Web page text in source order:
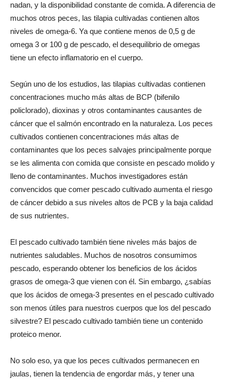
nadan, y la disponibilidad constante de comida. A diferencia de
muchos otros peces, las tilapia cultivadas contienen altos
niveles de omega-6. Ya que contiene menos de 0,5 g de
omega 3 or 100 g de pescado, el desequilibrio de omegas
tiene un efecto inflamatorio en el cuerpo.
Según uno de los estudios, las tilapias cultivadas contienen
concentraciones mucho más altas de BCP (bifenilo
policlorado), dioxinas y otros contaminantes causantes de
cáncer que el salmón encontrado en la naturaleza. Los peces
cultivados contienen concentraciones más altas de
contaminantes que los peces salvajes principalmente porque
se les alimenta con comida que consiste en pescado molido y
lleno de contaminantes. Muchos investigadores están
convencidos que comer pescado cultivado aumenta el riesgo
de cáncer debido a sus niveles altos de PCB y la baja calidad
de sus nutrientes.
El pescado cultivado también tiene niveles más bajos de
nutrientes saludables. Muchos de nosotros consumimos
pescado, esperando obtener los beneficios de los ácidos
grasos de omega-3 que vienen con él. Sin embargo, ¿sabías
que los ácidos de omega-3 presentes en el pescado cultivado
son menos útiles para nuestros cuerpos que los del pescado
silvestre? El pescado cultivado también tiene un contenido
proteico menor.
No solo eso, ya que los peces cultivados permanecen en
jaulas, tienen la tendencia de engordar más, y tener una